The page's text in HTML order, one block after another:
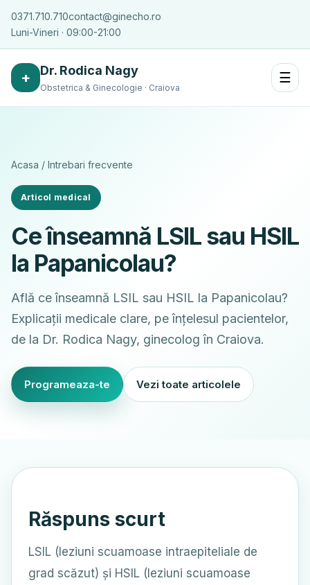
0371.710.710contact@ginecho.ro
Luni-Vineri · 09:00-21:00
+ Dr. Rodica Nagy
Obstetrica & Ginecologie · Craiova
☰
Acasa / Intrebari frecvente
Articol medical
Ce înseamnă LSIL sau HSIL
la Papanicolau?
Află ce înseamnă LSIL sau HSIL la Papanicolau?
Explicații medicale clare, pe înțelesul pacientelor,
de la Dr. Rodica Nagy, ginecolog în Craiova.
Programeaza-te Vezi toate articolele
Răspuns scurt
LSIL (leziuni scuamoase intraepiteliale de
grad scăzut) și HSIL (leziuni scuamoase